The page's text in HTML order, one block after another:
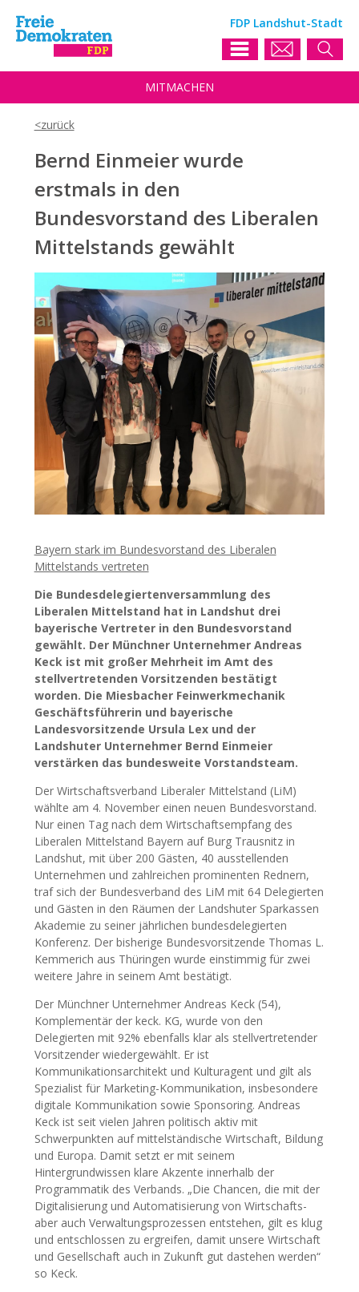
FDP Landshut-Stadt
MITMACHEN
Bernd Einmeier wurde
erstmals in den
Bundesvorstand des Liberalen
Mittelstands gewählt
Bayern stark im Bundesvorstand des Liberalen
Mittelstands vertreten
Die Bundesdelegiertenversammlung des
Liberalen Mittelstand hat in Landshut drei
bayerische Vertreter in den Bundesvorstand
gewählt. Der Münchner Unternehmer Andreas
Keck ist mit großer Mehrheit im Amt des
stellvertretenden Vorsitzenden bestätigt
worden. Die Miesbacher Feinwerkmechanik
Geschäftsführerin und bayerische
Landesvorsitzende Ursula Lex und der
Landshuter Unternehmer Bernd Einmeier
verstärken das bundesweite Vorstandsteam.
Der Wirtschaftsverband Liberaler Mittelstand (LiM)
wählte am 4. November einen neuen Bundesvorstand.
Nur einen Tag nach dem Wirtschaftsempfang des
Liberalen Mittelstand Bayern auf Burg Trausnitz in
Landshut, mit über 200 Gästen, 40 ausstellenden
Unternehmen und zahlreichen prominenten Rednern,
traf sich der Bundesverband des LiM mit 64 Delegierten
und Gästen in den Räumen der Landshuter Sparkassen
Akademie zu seiner jährlichen bundesdelegierten
Konferenz. Der bisherige Bundesvorsitzende Thomas L.
Kemmerich aus Thüringen wurde einstimmig für zwei
weitere Jahre in seinem Amt bestätigt.
Der Münchner Unternehmer Andreas Keck (54),
Komplementär der keck. KG, wurde von den
Delegierten mit 92% ebenfalls klar als stellvertretender
Vorsitzender wiedergewählt. Er ist
Kommunikationsarchitekt und Kulturagent und gilt als
Spezialist für Marketing-Kommunikation, insbesondere
digitale Kommunikation sowie Sponsoring. Andreas
Keck ist seit vielen Jahren politisch aktiv mit
Schwerpunkten auf mittelständische Wirtschaft, Bildung
und Europa. Damit setzt er mit seinem
Hintergrundwissen klare Akzente innerhalb der
Programmatik des Verbands. „Die Chancen, die mit der
Digitalisierung und Automatisierung von Wirtschafts-
aber auch Verwaltungsprozessen entstehen, gilt es klug
und entschlossen zu ergreifen, damit unsere Wirtschaft
und Gesellschaft auch in Zukunft gut dastehen werden“
so Keck.